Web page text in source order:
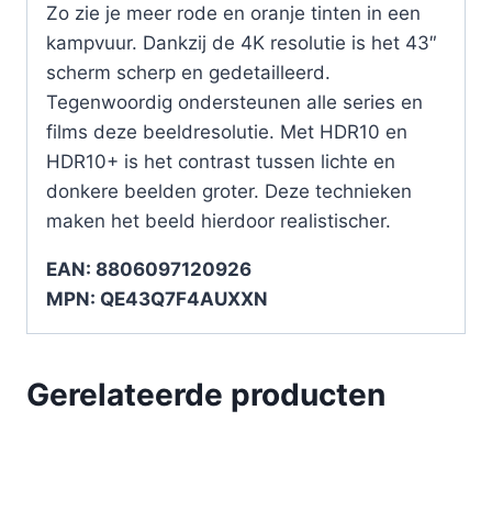
Zo zie je meer rode en oranje tinten in een
kampvuur. Dankzij de 4K resolutie is het 43″
scherm scherp en gedetailleerd.
Tegenwoordig ondersteunen alle series en
films deze beeldresolutie. Met HDR10 en
HDR10+ is het contrast tussen lichte en
donkere beelden groter. Deze technieken
maken het beeld hierdoor realistischer.
EAN: 8806097120926
MPN: QE43Q7F4AUXXN
Gerelateerde producten